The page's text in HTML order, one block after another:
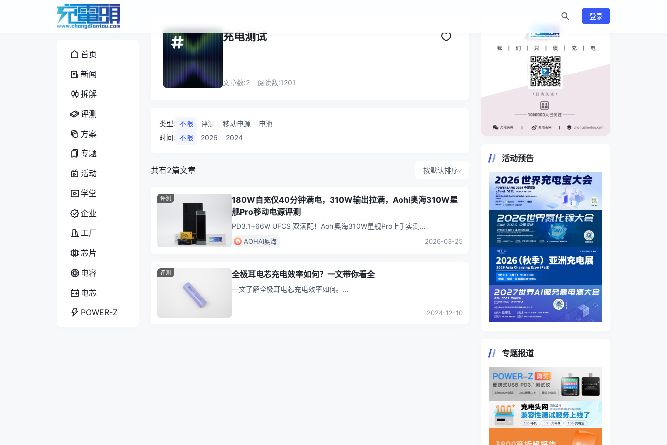
登录
首页
新闻
拆解
评测
方案
专题
活动
学堂
企业
工厂
芯片
电容
电芯
POWER-Z
充电测试
文章数:2 阅读数:1201
类型: 不限 评测 移动电源
电池
时间: 不限 2026 2024
共有2篇文章 按默认排序
评测
180W自充仅40分钟满电，310W输出拉满，Aohi奥海310W星
舰Pro移动电源评测
PD3.1+66W UFCS 双满配！Aohi奥海310W星舰Pro上手实测...
AOHAI奥海 2026-03-25
评测 全极耳电芯充电效率如何？一文带你看全
一文了解全极耳电芯充电效率如何。 ...
2024-12-10
活动预告
专题报道